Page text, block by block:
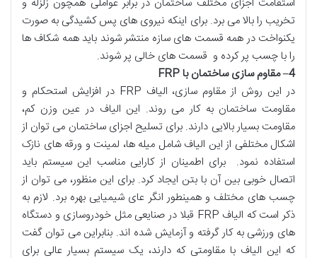
تخریب را بالا می برد. برای اینکه نیروی های پس کشیدگی به صورت
یکنواخت در همه قسمت های سازه منتشر شوند باید همه شکاف ها
را با چسب پر کرده و قسمت های خالی پر شوند.
4
–مقاوم سازی ساختمان با
در این روش از مقاوم سازی، الیاف FRP در افزایش استحکام و
مقاومت ساختمان به کار می روند. این الیاف در عین وزن کم،
مقاومت بسیار بالایی دارند. برای تسلیح اجزای ساختمان می توان از
اشکال مختلفی از این الیاف شامل میله ها، لمینت و ورقه های نازک
استفاده نمود. برای اطمینان از کارایی مناسب این سیستم باید
اتصال خوبی بین آن با بتن ایجاد کرد. برای این منظور، می توان از
چسب های مختلف و همینطور انگر عای شیمیایی بهره برد. لازم به
ذکر است که الیاف FRP قبلا در صنایعی مثل خودروسازی و دستگاه
های ورزشی به کار گرفته و آزمایش شده اند. بنابراین می توان گفت
که این الیاف با مقاومتی که دارند، یک سیستم بسیار عالی برای